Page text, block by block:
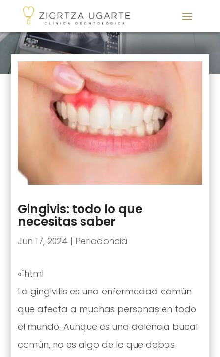
Gingivis: todo lo que
necesitas saber
Jun 17, 2024 | Periodoncia
«`html
La gingivitis es una enfermedad común
que afecta a muchas personas en todo
el mundo. Aunque es una dolencia bucal
común, no es algo de lo que debas